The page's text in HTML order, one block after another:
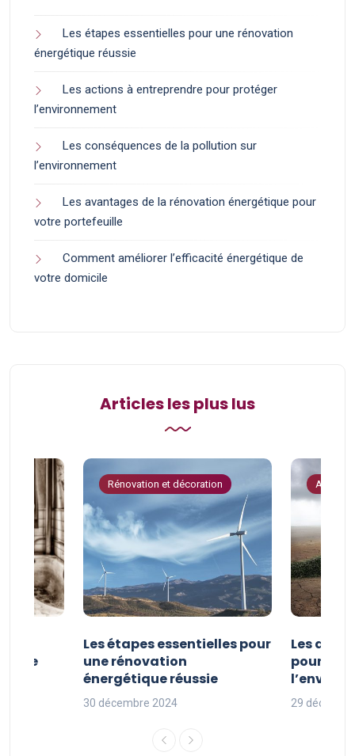
Les étapes essentielles pour une rénovation
énergétique réussie
Les actions à entreprendre pour protéger
l’environnement
Les conséquences de la pollution sur
l’environnement
Les avantages de la rénovation énergétique pour
votre portefeuille
Comment améliorer l’efficacité énergétique de
votre domicile
Articles les plus lus
Rénovation et décoration
Les étapes essentielles pour
une rénovation
énergétique réussie
30 décembre 2024
Les
pour
29